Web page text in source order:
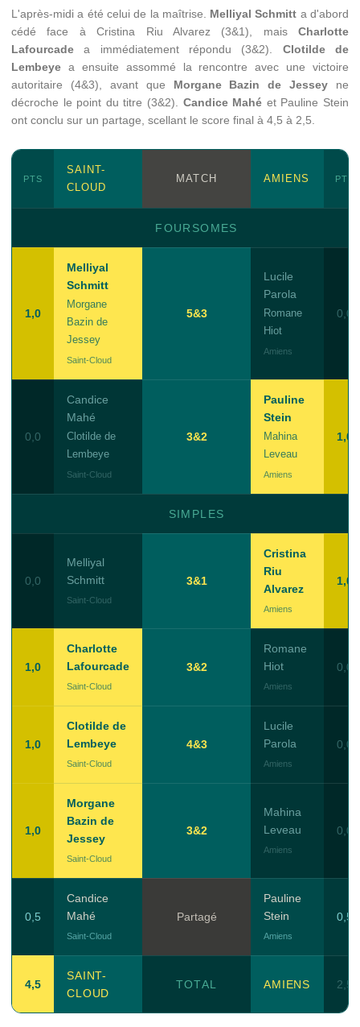
L'après-midi a été celui de la maîtrise. Melliyal Schmitt a d'abord
cédé face à Cristina Riu Alvarez (3&1), mais Charlotte
Lafourcade a immédiatement répondu (3&2). Clotilde de
Lembeye a ensuite assommé la rencontre avec une victoire
autoritaire (4&3), avant que Morgane Bazin de Jessey ne
décroche le point du titre (3&2). Candice Mahé et Pauline Stein
ont conclu sur un partage, scellant le score final à 4,5 à 2,5.
PTS
SAINT-
CLOUD
MATCH AMIENS PTS
FOURSOMES
1,0
Melliyal
Schmitt
Morgane
Bazin de
Jessey
Saint-Cloud
5&3
Lucile
Parola
Romane
Hiot
Amiens
0,0
0,0
Candice
Mahé
Clotilde de
Lembeye
Saint-Cloud
3&2
Pauline
Stein
Mahina
Leveau
Amiens
1,0
SIMPLES
0,0
Melliyal
Schmitt
Saint-Cloud
3&1
Cristina
Riu
Alvarez
Amiens
1,0
1,0
Charlotte
Lafourcade
Saint-Cloud
3&2
Romane
Hiot
Amiens
0,0
1,0
Clotilde de
Lembeye
Saint-Cloud
4&3
Lucile
Parola
Amiens
0,0
1,0
Morgane
Bazin de
Jessey
Saint-Cloud
3&2
Mahina
Leveau
Amiens
0,0
0,5
Candice
Mahé
Saint-Cloud
Partagé
Pauline
Stein
Amiens
0,5
4,5
SAINT-
CLOUD
TOTAL AMIENS 2,5